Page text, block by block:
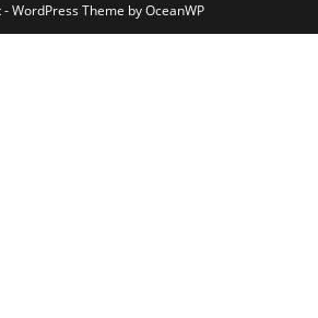
WordPress Theme by OceanWP